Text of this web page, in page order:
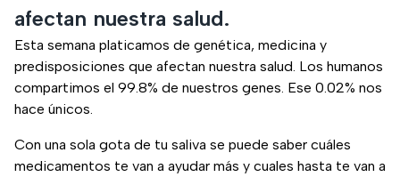
afectan nuestra salud.
Esta semana platicamos de genética, medicina y
predisposiciones que afectan nuestra salud. Los humanos
compartimos el 99.8% de nuestros genes. Ese 0.02% nos
hace únicos.
Con una sola gota de tu saliva se puede saber cuáles
medicamentos te van a ayudar más y cuales hasta te van a